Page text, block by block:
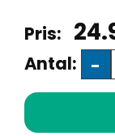
Antal: -